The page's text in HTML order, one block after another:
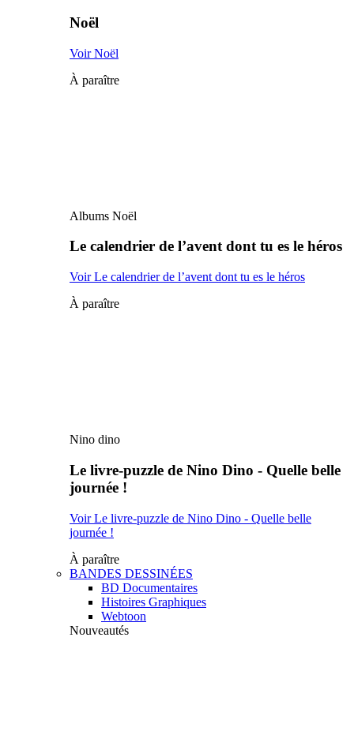
Noël
Voir Noël
À paraître
Albums Noël
Le calendrier de l’avent dont tu es le héros
Voir Le calendrier de l’avent dont tu es le héros
À paraître
Nino dino
Le livre-puzzle de Nino Dino - Quelle belle
journée !
Voir Le livre-puzzle de Nino Dino - Quelle belle
journée !
À paraître
BANDES DESSINÉES
BD Documentaires
Histoires Graphiques
Webtoon
Nouveautés